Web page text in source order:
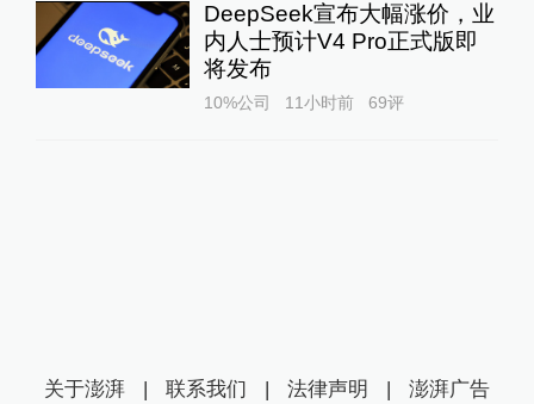
DeepSeek宣布大幅涨价，业
内人士预计V4 Pro正式版即
将发布
10%公司 11小时前 69评
关于澎湃 | 联系我们 | 法律声明 | 澎湃广告